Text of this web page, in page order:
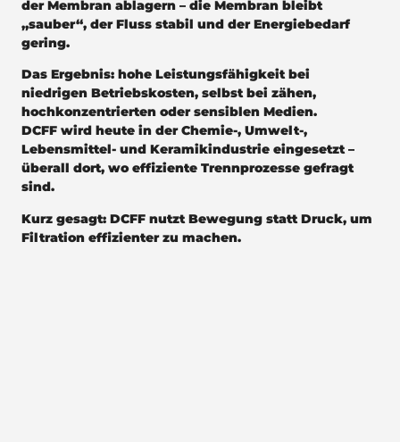
der Membran ablagern – die Membran bleibt
„sauber“, der Fluss stabil und der Energiebedarf
gering.
Das Ergebnis: hohe Leistungsfähigkeit bei
niedrigen Betriebskosten, selbst bei zähen,
hochkonzentrierten oder sensiblen Medien.
DCFF wird heute in der Chemie-, Umwelt-,
Lebensmittel- und Keramikindustrie eingesetzt –
überall dort, wo effiziente Trennprozesse gefragt
sind.
Kurz gesagt: DCFF nutzt Bewegung statt Druck, um
Filtration effizienter zu machen.